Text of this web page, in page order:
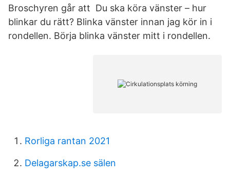
Broschyren går att Du ska köra vänster – hur
blinkar du rätt? Blinka vänster innan jag kör in i
rondellen. Börja blinka vänster mitt i rondellen.
Rorliga rantan 2021
Delagarskap.se sälen